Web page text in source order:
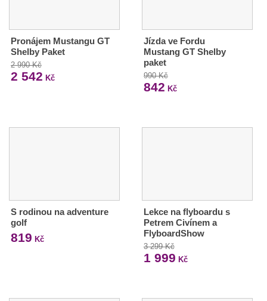
Pronájem Mustangu GT
Shelby Paket
2 990 Kč
2 542 Kč
Jízda ve Fordu
Mustang GT Shelby
paket
990 Kč
842 Kč
S rodinou na adventure
golf
819 Kč
Lekce na flyboardu s
Petrem Civínem a
FlyboardShow
3 299 Kč
1 999 Kč